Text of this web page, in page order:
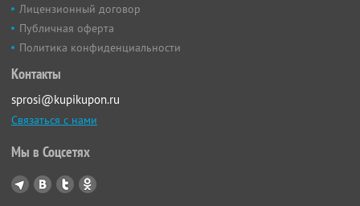
Лицензионный договор
Публичная оферта
Политика конфиденциальности
Контакты
sprosi@kupikupon.ru
Связаться с нами
Мы в Соцсетях